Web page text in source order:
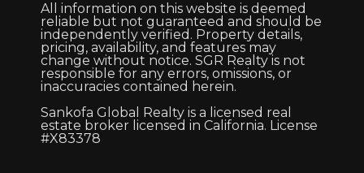
All information on this website is deemed
reliable but not guaranteed and should be
independently verified. Property details,
pricing, availability, and features may
change without notice. SGR Realty is not
responsible for any errors, omissions, or
inaccuracies contained herein.
Sankofa Global Realty is a licensed real
estate broker licensed in California. License
#X83378